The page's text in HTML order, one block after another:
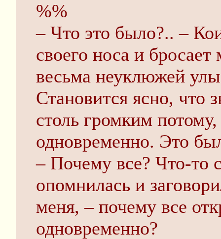
%%
– Что это было?.. –
своего носа и
весьма неуклюжей
Становится ясно, что
столь громким
одновременно. Это
– Почему все? Что-то
опомнилась и
меня, – почему все
одновременно?